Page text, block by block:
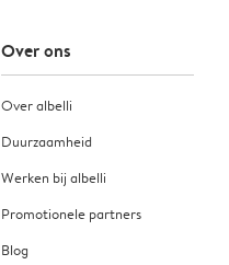
Over ons
Over albelli
Duurzaamheid
Werken bij albelli
Promotionele partners
Blog